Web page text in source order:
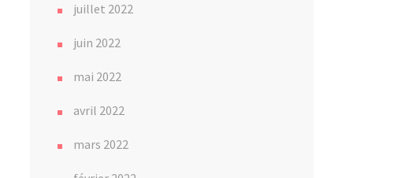
juillet 2022
juin 2022
mai 2022
avril 2022
mars 2022